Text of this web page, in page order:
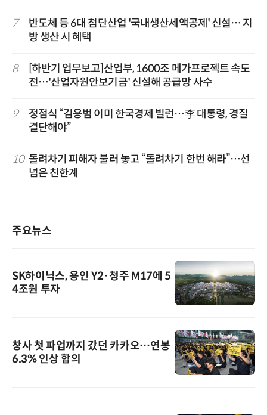
7
반도체 등 6대 첨단산업 '국내생산세액공제' 신설… 지
방 생산 시 혜택
8
[하반기 업무보고]산업부, 1600조 메가프로젝트 속도
전…'산업자원안보기금' 신설해 공급망 사수
9
정점식 “김용범 이미 한국경제 빌런…李 대통령, 경질
결단해야”
10 돌려차기 피해자 불러 놓고 “돌려차기 한번 해라”…선
넘은 친한계
주요뉴스
SK하이닉스, 용인 Y2·청주 M17에 5
4조원 투자
창사 첫 파업까지 갔던 카카오…연봉
6.3% 인상 합의